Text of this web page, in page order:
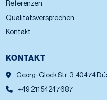
Referenzen
Qualitätsversprechen
Kontakt
KONTAKT
Georg-Glock Str. 3, 40474
+49 211 54247687